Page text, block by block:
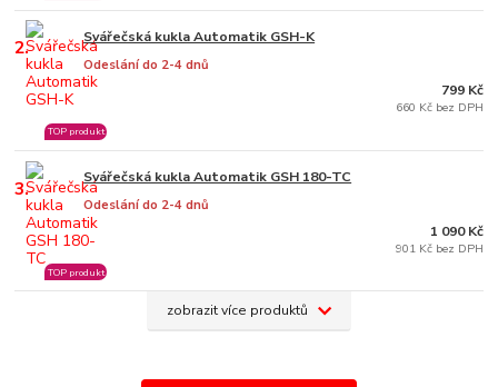
2. Svářečská kukla Automatik GSH-K
Odeslání do 2-4 dnů
TOP produkt
799 Kč
660 Kč bez DPH
3. Svářečská kukla Automatik GSH 180-TC
Odeslání do 2-4 dnů
TOP produkt
1 090 Kč
901 Kč bez DPH
zobrazit více produktů